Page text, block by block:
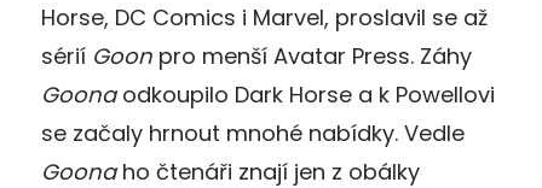
Horse, DC Comics i Marvel, proslavil se až
sérií Goon pro menší Avatar Press. Záhy
Goonaodkoupilo Dark Horse a k Powellovi
se začaly hrnout mnohé nabídky. Vedle
Goonaho čtenáři znají jen z obálky